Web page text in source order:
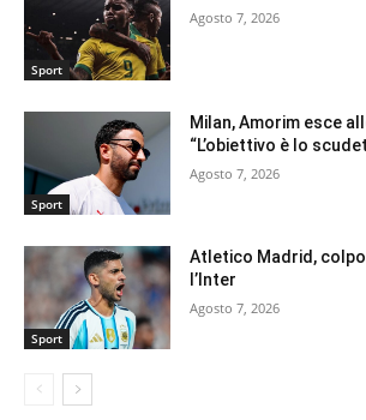
Sport
Agosto 7, 2026
Sport
Milan, Amorim esce
“L’obiettivo è lo
Agosto 7, 2026
Sport
Atletico Madrid,
l’Inter
Agosto 7, 2026